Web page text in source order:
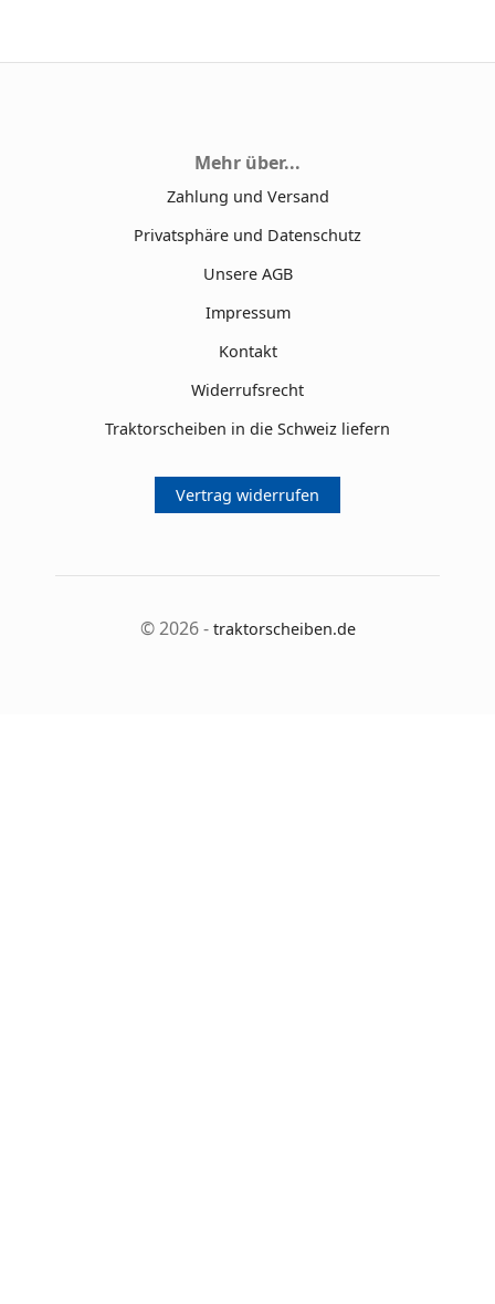
Mehr über...
Zahlung und Versand
Privatsphäre und Datenschutz
Unsere AGB
Impressum
Kontakt
Widerrufsrecht
Traktorscheiben in die Schweiz liefern
Vertrag widerrufen
© 2026 - traktorscheiben.de